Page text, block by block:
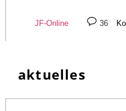
JF-Online 36
aktuelles